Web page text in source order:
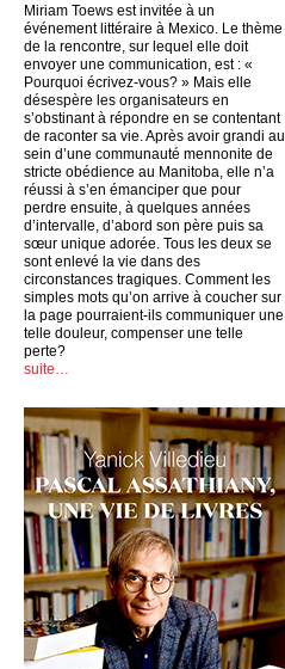
Miriam Toews est invitée à un
événement littéraire à Mexico. Le thème
de la rencontre, sur lequel elle doit
envoyer une communication, est : «
Pourquoi écrivez-vous? » Mais elle
désespère les organisateurs en
s’obstinant à répondre en se contentant
de raconter sa vie. Après avoir grandi au
sein d’une communauté mennonite de
stricte obédience au Manitoba, elle n’a
réussi à s’en émanciper que pour
perdre ensuite, à quelques années
d’intervalle, d’abord son père puis sa
sœur unique adorée. Tous les deux se
sont enlevé la vie dans des
circonstances tragiques. Comment les
simples mots qu’on arrive à coucher sur
la page pourraient-ils communiquer une
telle douleur, compenser une telle
perte?
suite…